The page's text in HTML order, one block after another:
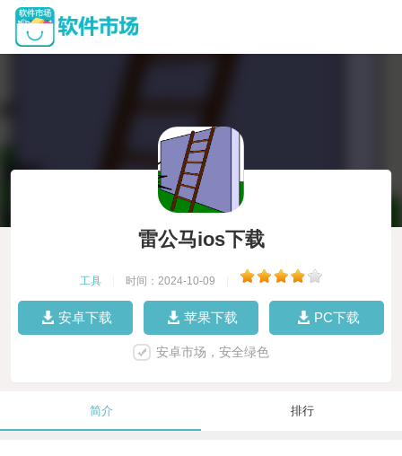
雷公马ios下载
工具 时间：2024-10-09
安卓下载 苹果下载 PC下载
安卓市场，安全绿色
简介 排行